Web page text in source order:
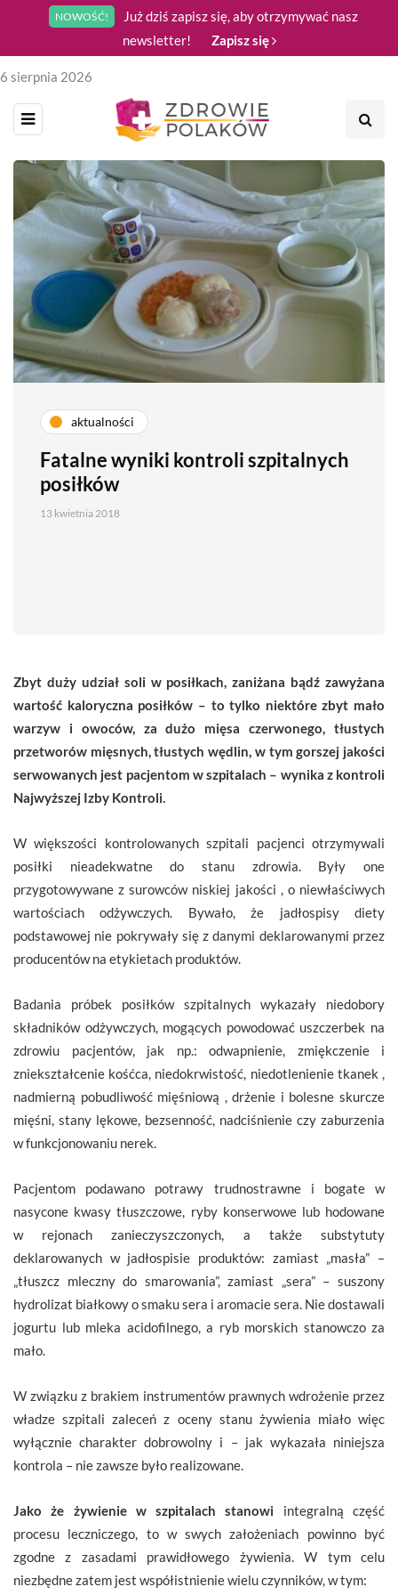
NOWOŚĆ!
Już dziś zapisz się, aby otrzymywać nasz
newsletter!
Zapisz się
6 sierpnia 2026
aktualności
Fatalne wyniki kontroli szpitalnych
posiłków
13 kwietnia 2018
Zbyt duży udział soli w posiłkach, zaniżana bądź zawyżana
wartość kaloryczna posiłków – to tylko niektóre zbyt mało
warzyw i owoców, za dużo mięsa czerwonego, tłustych
przetworów mięsnych, tłustych wędlin, w tym gorszej jakości
serwowanych jest pacjentom w szpitalach – wynika z kontroli
Najwyższej Izby Kontroli.
W większości kontrolowanych szpitali pacjenci otrzymywali
posiłki nieadekwatne do stanu zdrowia. Były one
przygotowywane z surowców niskiej jakości , o niewłaściwych
wartościach odżywczych. Bywało, że jadłospisy diety
podstawowej nie pokrywały się z danymi deklarowanymi przez
producentów na etykietach produktów.
Badania próbek posiłków szpitalnych wykazały niedobory
składników odżywczych, mogących powodować uszczerbek na
zdrowiu pacjentów, jak np.: odwapnienie, zmiękczenie i
zniekształcenie kośćca, niedokrwistość, niedotlenienie tkanek ,
nadmierną pobudliwość mięśniową , drżenie i bolesne skurcze
mięśni, stany lękowe, bezsenność, nadciśnienie czy zaburzenia
w funkcjonowaniu nerek.
Pacjentom podawano potrawy trudnostrawne i bogate w
nasycone kwasy tłuszczowe, ryby konserwowe lub hodowane
w rejonach zanieczyszczonych, a także substytuty
deklarowanych w jadłospisie produktów: zamiast „masła” –
„tłuszcz mleczny do smarowania”, zamiast „sera” – suszony
hydrolizat białkowy o smaku sera i aromacie sera. Nie dostawali
jogurtu lub mleka acidofilnego, a ryb morskich stanowczo za
mało.
W związku z brakiem instrumentów prawnych wdrożenie przez
władze szpitali zaleceń z oceny stanu żywienia miało więc
wyłącznie charakter dobrowolny i – jak wykazała niniejsza
kontrola – nie zawsze było realizowane.
Jako że żywienie w szpitalach stanowi integralną część
procesu leczniczego, to w swych założeniach powinno być
zgodne z zasadami prawidłowego żywienia. W tym celu
niezbędne zatem jest współistnienie wielu czynników, w tym: